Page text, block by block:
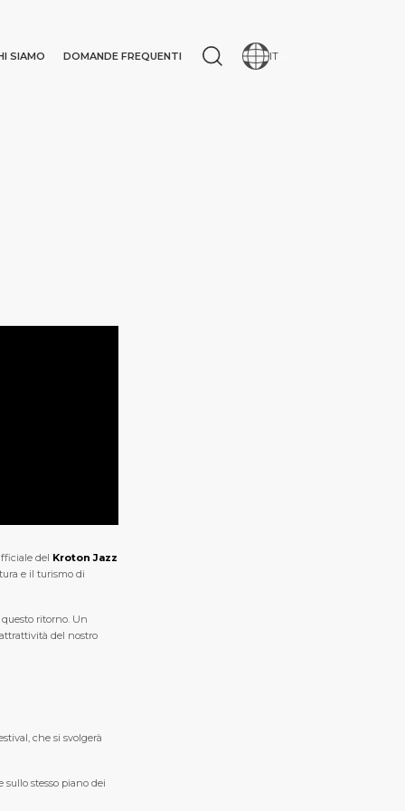
SIAMO DOMANDE FREQUENTI IT
del Kroton Jazz
e il turismo di
ritorno. Un
del nostro
che si svolgerà
stesso piano dei